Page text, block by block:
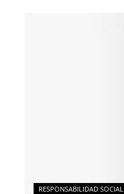
RESPONSABILIDAD SOCIAL